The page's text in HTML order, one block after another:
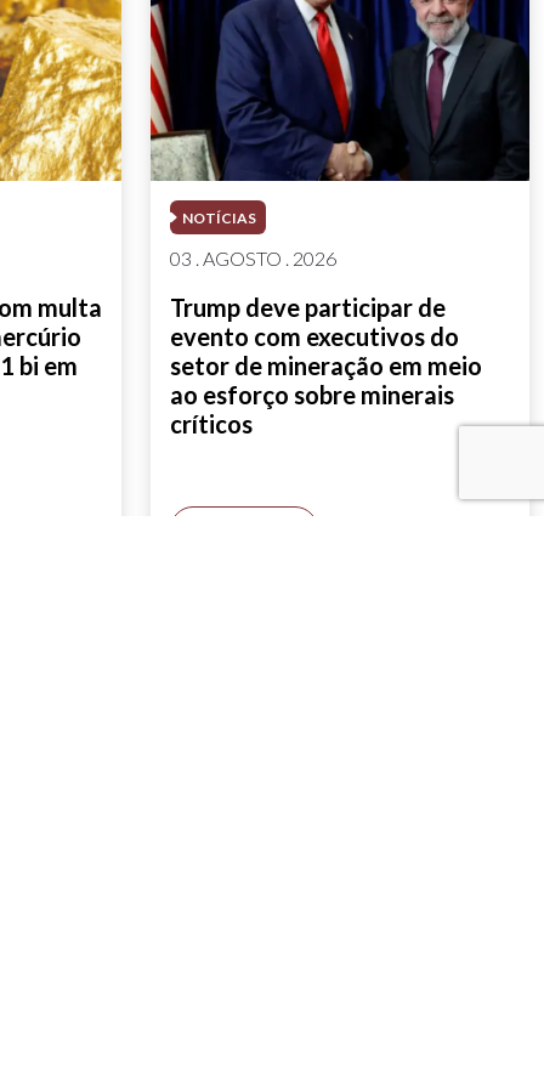
multa
bi em
NOTÍCIAS
03 . AGOSTO . 2026
Trump deve participar de
evento com executivos do
setor de mineração em meio
ao esforço sobre minerais
críticos